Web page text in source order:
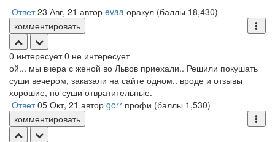
Ответ 23 Авг, 21 автор evaa оракул (баллы 18,430)
комментировать
0 интересует 0 не интересует
ой... мы вчера с женой во Львов приехали.. Решили покушать
суши вечером, заказали на сайте одном.. вроде и отзывы
хорошие, но суши отвратительные.
Ответ 05 Окт, 21 автор gorr профи (баллы 1,530)
комментировать